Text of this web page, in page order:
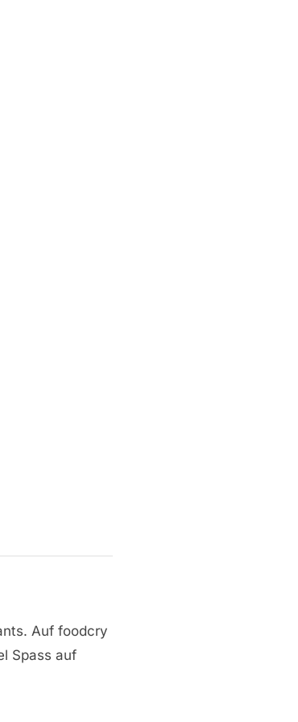
Auf foodcry
Spass auf